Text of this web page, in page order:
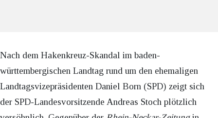
Nach dem Hakenkreuz-Skandal im baden-
württembergischen Landtag rund um den ehemaligen
Landtagsvizepräsidenten Daniel Born (SPD) zeigt sich
der SPD-Landesvorsitzende Andreas Stoch plötzlich